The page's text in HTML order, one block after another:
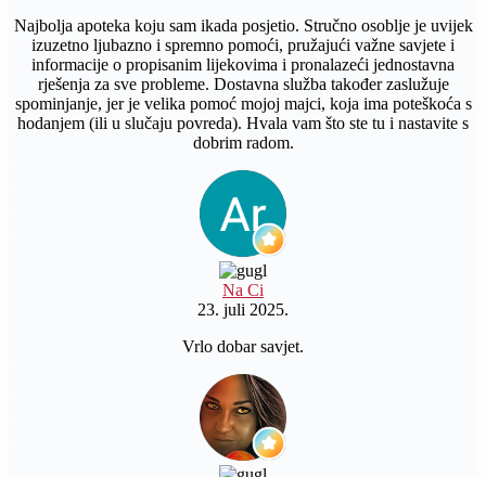
Najbolja apoteka koju sam ikada posjetio. Stručno osoblje je uvijek
izuzetno ljubazno i spremno pomoći, pružajući važne savjete i
informacije o propisanim lijekovima i pronalazeći jednostavna
rješenja za sve probleme. Dostavna služba također zaslužuje
spominjanje, jer je velika pomoć mojoj majci, koja ima poteškoća s
hodanjem (ili u slučaju povreda). Hvala vam što ste tu i nastavite s
dobrim radom.
Na Ci
23. juli 2025.
Vrlo dobar savjet.